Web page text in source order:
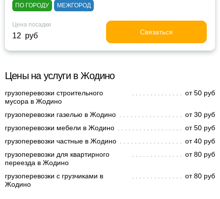
ПО ГОРОДУ МЕЖГОРОД
Цена посадки
12 руб Связаться
Цены на услуги в Жодино
грузоперевозки строительного
мусора в Жодино
от 50 руб
грузоперевозки газелью в Жодино
от 30 руб
грузоперевозки мебели в Жодино
от 50 руб
грузоперевозки частные в Жодино
от 40 руб
грузоперевозки для квартирного
переезда в Жодино
от 80 руб
грузоперевозки с грузчиками в
Жодино
от 80 руб